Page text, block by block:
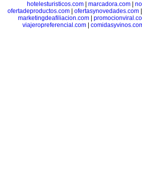
hotelesturisticos.com
marcadora.com
ofertadeproductos.com| ofertasynovedades.com
marketingdeafiliacion.com|
viajeropreferencial.com